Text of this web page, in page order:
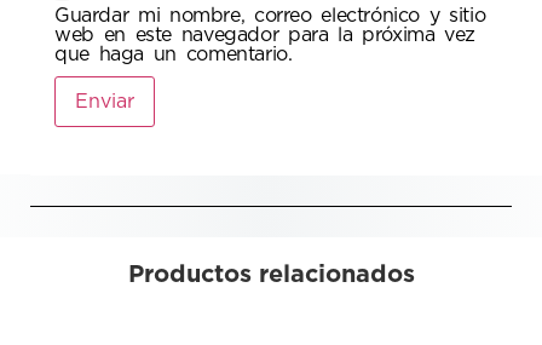
Guardar mi nombre, correo electrónico y sitio
web en este navegador para la próxima vez
que haga un comentario.
Productos relacionados